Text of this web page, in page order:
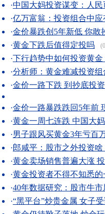
·中国大妈投资谋变：人
·亿万富翁：投资组合中
·金价暴跌创5年新低 你敢
·黄金下跌后值得定投吗
·下行趋势中如何投资黄金
·分析师：黄金难减投资
·金价一路下跌 到抄底投
·金价一路暴跌跌回5年前
·黄金一周七连跌 中国大
·男子跟风买黄金3年亏百
·郎咸平：股市之外投资
·黄金卖场销售普遍大涨
·黄金投资者不得不知悉
·40年数据研究：股市牛
·“黑平台”炒贵金属 女子